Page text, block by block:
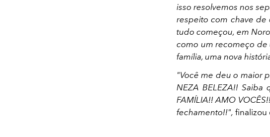
isso resolvemos nos
respeito com chave de
tudo começou, em
como um recomeço de
família, uma nova
"Você me deu o maior
NEZA BELEZA!!
FAMÍLIA!! AMO
fechamento!!", finalizou